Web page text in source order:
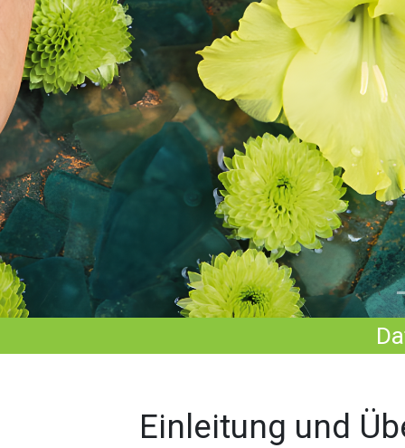
Previous
Einleitung und